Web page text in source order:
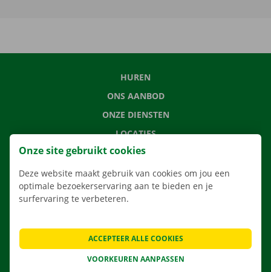
HUREN
ONS AANBOD
ONZE DIENSTEN
LOCATIES
APP
VERHUISOPLOSSINGEN
CONTACTEER ONS
VEELGESTELDE VRAGEN
NIEUWS
Onze site gebruikt cookies
Deze website maakt gebruik van cookies om jou een
optimale bezoekerservaring aan te bieden en je
surfervaring te verbeteren.
VOORKEUREN AANPASSEN
ACCEPTEER ALLE COOKIES